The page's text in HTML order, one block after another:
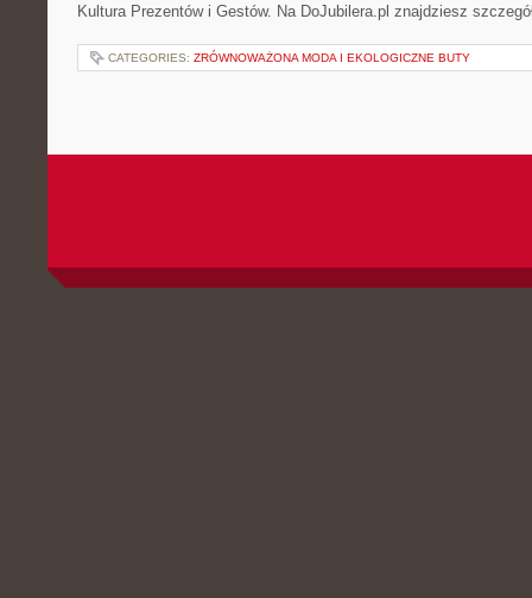
Kultura Prezentów i Gestów. Na DoJubilera.pl znajdziesz
CATEGORIES: ZRÓWNOWAŻONA MODA I EKOLOGICZNE BUTY